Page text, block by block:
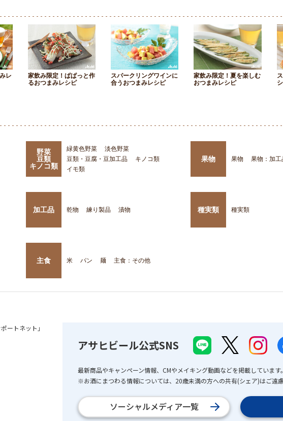
レ
家飲み限定！ぱぱっと作
るおつまみレシピ
スパークリングワインに
合うおつまみレシピ
家飲み限定！夏を楽しむ
おつまみレシピ
野菜
豆類
キノコ類
緑黄色野菜
淡色野菜
豆類・豆腐・豆加工品
キノコ類
イモ類
果物 果物 果物：加工
加工品 乾物 練り製品 漬物 種実類 種実類
主食 米 パン 麺 主食：その他
ートネット」
アサヒビール公式SNS
最新商品やキャンペーン情報、CMやメイキング動画などを掲載しています。
※お酒にまつわる情報については、20歳未満の方への共有(シェア)はご遠慮
ソーシャルメディア一覧